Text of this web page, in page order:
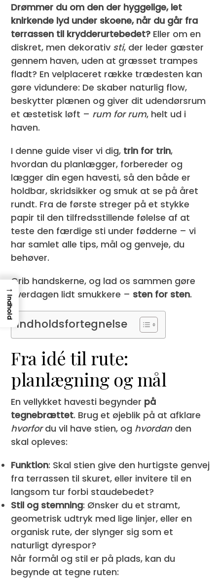
Drømmer du om den der hyggelige, let
knirkende lyd under skoene, når du går fra
terrassen til krydderurtebedet? Eller om en
diskret, men dekorativ sti, der leder gæster
gennem haven, uden at græsset trampes
fladt? En velplaceret række trædesten kan
gøre vidundere: De skaber naturlig flow,
beskytter plænen og giver dit udendørsrum
et æstetisk løft – rum for rum, helt ud i
haven.
I denne guide viser vi dig, trin for trin,
hvordan du planlægger, forbereder og
lægger din egen havesti, så den både er
holdbar, skridsikker og smuk at se på året
rundt. Fra de første streger på et stykke
papir til den tilfredsstillende følelse af at
teste den færdige sti under fødderne – vi
har samlet alle tips, mål og genveje, du
behøver.
Grib handskerne, og lad os sammen gøre
hverdagen lidt smukkere – sten for sten.
Indholdsfortegnelse
Fra idé til rute:
planlægning og mål
En vellykket havesti begynder på
tegnebrættet. Brug et øjeblik på at afklare
hvorfordu vil have stien, og hvordan den
skal opleves:
Funktion: Skal stien give den hurtigste genvej
fra terrassen til skuret, eller invitere til en
langsom tur forbi staudebedet?
Stil og stemning: Ønsker du et stramt,
geometrisk udtryk med lige linjer, eller en
organisk rute, der slynger sig som et
naturligt dyrespor?
Når formål og stil er på plads, kan du
begynde at tegne ruten:
→
Indhold